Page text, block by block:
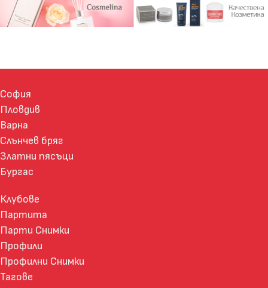
София
Пловдив
Варна
Слънчев бряг
Златни пясъци
Бургас
Клубове
Партита
Парти Снимки
Профили
Профилни Снимки
Тагове